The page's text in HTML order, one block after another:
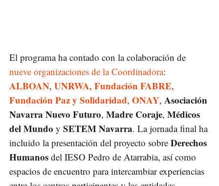
El programa ha contado con la colaboración de
nueve organizaciones de la Coordinadora:
ALBOAN, UNRWA, Fundación FABRE,
Fundación Paz y Solidaridad, ONAY, Asociación
Navarra Nuevo Futuro, Madre Coraje, Médicos
del Mundo y SETEM Navarra. La jornada final ha
incluido la presentación del proyecto sobre Derechos
Humanos del IESO Pedro de Atarrabia, así como
espacios de encuentro para intercambiar experiencias